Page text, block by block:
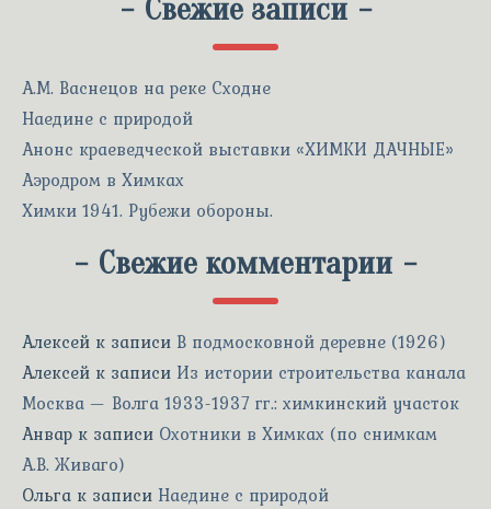
- Свежие записи -
А.М. Васнецов на реке Сходне
Наедине с природой
Анонс краеведческой выставки «ХИМКИ ДАЧНЫЕ»
Аэродром в Химках
Химки 1941. Рубежи обороны.
- Свежие комментарии -
Алексей к записи В подмосковной деревне (1926)
Алексей к записи Из истории строительства канала
Москва — Волга 1933-1937 гг.: химкинский участок
Анвар к записи Охотники в Химках (по снимкам
А.В. Живаго)
Ольга к записи Наедине с природой